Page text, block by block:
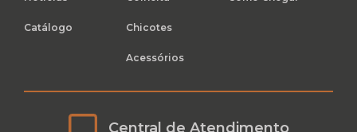
Catálogo Chicotes
Acessórios
Central de Atendimento